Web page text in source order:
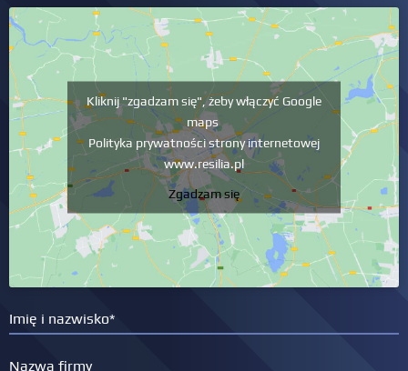
Kliknij "zgadzam się", żeby włączyć Google
maps
Polityka prywatności strony internetowej
www.resilia.pl
Zgadzam się